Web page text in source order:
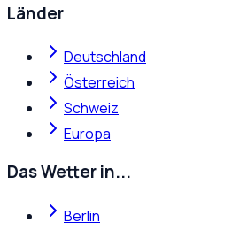
Länder
Deutschland
Österreich
Schweiz
Europa
Das Wetter in...
Berlin